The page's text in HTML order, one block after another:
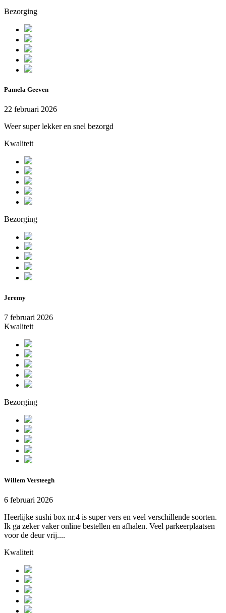
Bezorging
Pamela Geeven
22 februari 2026
Weer super lekker en snel bezorgd
Kwaliteit
Bezorging
Jeremy
7 februari 2026
Kwaliteit
Bezorging
Willem Versteegh
6 februari 2026
Heerlijke sushi box nr.4 is super vers en veel verschillende soorten.
Ik ga zeker vaker online bestellen en afhalen. Veel parkeerplaatsen
voor de deur vrij....
Kwaliteit